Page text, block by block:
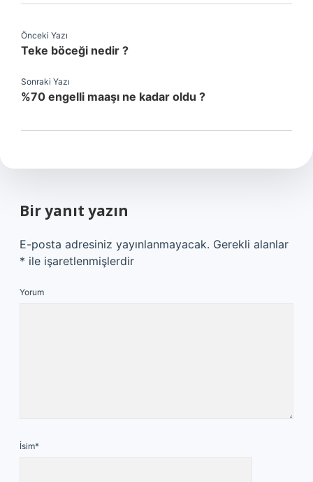
Önceki Yazı
Teke böceği nedir ?
Sonraki Yazı
%70 engelli maaşı ne kadar oldu ?
Bir yanıt yazın
E-posta adresiniz yayınlanmayacak. Gerekli alanlar
* ile işaretlenmişlerdir
Yorum
İsim*